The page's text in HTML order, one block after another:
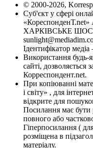
© 2000-2026,
Суб'єкт у сфері
«КореспонденТ.net»
ХАРКІВСЬКЕ ШОСЕ,
Ідентифікатор
Використання будь-
сайті, дозволяється
Корреспондент.net.
При копіюванні
і світу» , для
відкрите для
Посилання має бути
повного або
Гіперпосилання (
розміщена в
матеріалу.